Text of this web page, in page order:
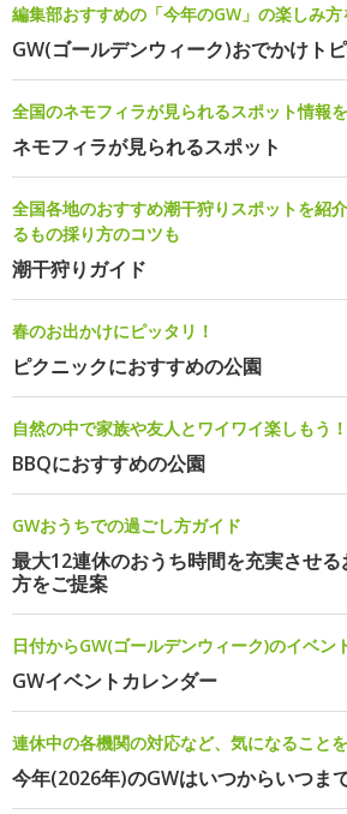
編集部おすすめの「今年のGW」の楽しみ方
GW(ゴールデンウィーク)おでかけト
全国のネモフィラが見られるスポット情報
ネモフィラが見られるスポット
全国各地のおすすめ潮干狩りスポットを紹
るもの採り方のコツも
潮干狩りガイド
春のお出かけにピッタリ！
ピクニックにおすすめの公園
自然の中で家族や友人とワイワイ楽しもう！
BBQにおすすめの公園
GWおうちでの過ごし方ガイド
最大12連休のおうち時間を充実させ
方をご提案
日付からGW(ゴールデンウィーク)のイベン
GWイベントカレンダー
連休中の各機関の対応など、気になること
今年(2026年)のGWはいつからいつま